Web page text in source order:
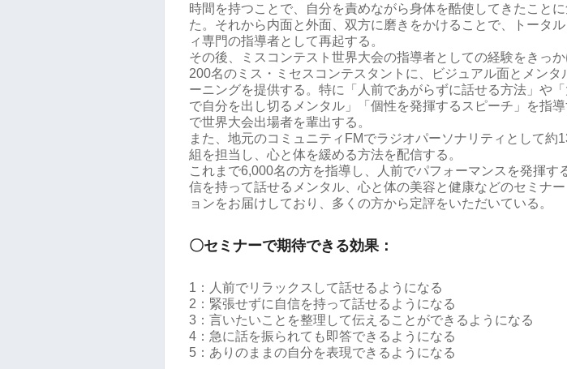
時間を持つことで、自分を責めながら身体を酷使してきたこと
た。それから内面と外面、双方に磨きをかけることで、トータ
ィ専門の指導者として再起する。
その後、ミスコンテスト世界大会の指導者としての経験をきっ
200名のミス・ミセスコンテスタントに、ビジュアル面とメンタ
ーニングを提供する。特に「人前であがらずに話せる方法」や
で自分を出し切るメンタル」「個性を発揮するスピーチ」を指導
で世界大会出場者を輩出する。
また、地元のコミュニティFMでラジオパーソナリティとして約
組を担当し、心と体を緩める方法を配信する。
これまで6,000名の方を指導し、人前でパフォーマンスを発揮す
信を持って話せるメンタル、心と体の美容と健康などのセミナ
ョンをお届けしており、多くの方から定評をいただいている。
〇セミナーで期待できる効果：
1：人前でリラックスして話せるようになる
2：緊張せずに自信を持って話せるようになる
3：言いたいことを整理して伝えることができるようになる
4：急に話を振られても即答できるようになる
5：ありのままの自分を表現できるようになる